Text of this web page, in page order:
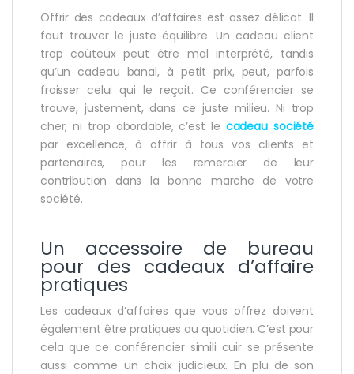
Offrir des cadeaux d’affaires est assez délicat. Il
faut trouver le juste équilibre. Un cadeau client
trop coûteux peut être mal interprété, tandis
qu’un cadeau banal, à petit prix, peut, parfois
froisser celui qui le reçoit. Ce conférencier se
trouve, justement, dans ce juste milieu. Ni trop
cher, ni trop abordable, c’est le cadeau société
par excellence, à offrir à tous vos clients et
partenaires, pour les remercier de leur
contribution dans la bonne marche de votre
société.
Un accessoire de bureau
pour des cadeaux d’affaire
pratiques
Les cadeaux d’affaires que vous offrez doivent
également être pratiques au quotidien. C’est pour
cela que ce conférencier simili cuir se présente
aussi comme un choix judicieux. En plu de son